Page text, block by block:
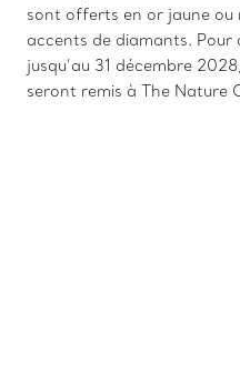
sont offerts en or jaune ou
accents de diamants. Pour
jusqu’au 31 décembre
seront remis à The Nature